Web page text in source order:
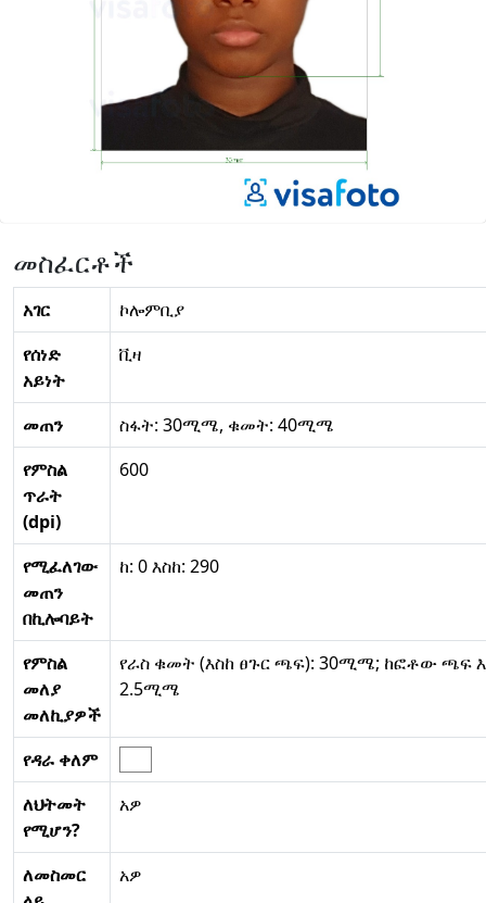
መስፈርቶች
አገር
ኮሎምቢያ
የሰነድ
አይነት
ቪዛ
መጠን
ስፋት: 30ሚሜ, ቁመት: 40ሚሜ
የምስል
ጥራት
(dpi)
600
የሚፈለገው
መጠን
በኪሎባይት
ከ: 0 እስከ: 290
የምስል
መለያ
መለኪያዎች
የራስ ቁመት (እስከ ፀጉር ጫፍ): 30ሚሜ; ከፎቶው ጫፍ
2.5ሚሜ
የዳራ ቀለም
ለህትመት
የሚሆን?
አዎ
ለመስመር
አዎ